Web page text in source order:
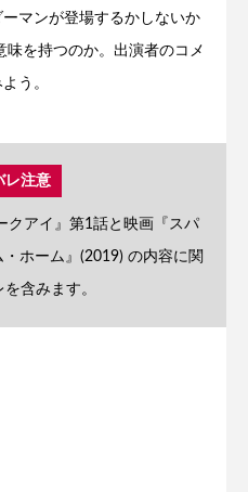
マンが登場するかしないか
を持つのか。出演者のコメ
う。
レ注意
クアイ』第1話と映画『スパ
ホーム』(2019) の内容に関
含みます。